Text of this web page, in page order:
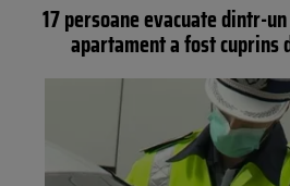
17 persoane evacuate dintr-
apartament a fost cuprins